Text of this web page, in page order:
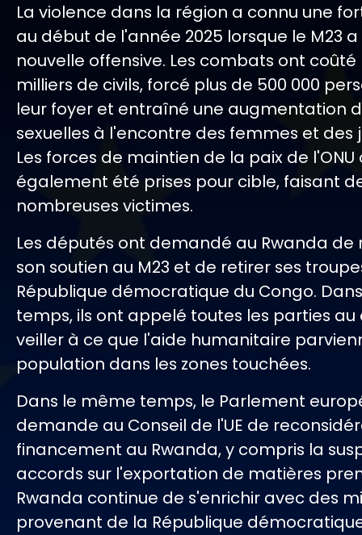
La violence dans la région a connu une
au début de l'année 2025 lorsque le M23
nouvelle offensive. Les combats ont coûté
milliers de civils, forcé plus de 500 000
leur foyer et entraîné une augmentation
sexuelles à l'encontre des femmes et des
Les forces de maintien de la paix de l'ONU
également été prises pour cible, faisant
nombreuses victimes.
Les députés ont demandé au Rwanda
son soutien au M23 et de retirer ses
République démocratique du Congo.
temps, ils ont appelé toutes les parties au
veiller à ce que l'aide humanitaire
population dans les zones touchées.
Dans le même temps, le Parlement
demande au Conseil de l'UE de
financement au Rwanda, y compris la
accords sur l'exportation de matières
Rwanda continue de s'enrichir avec des
provenant de la République